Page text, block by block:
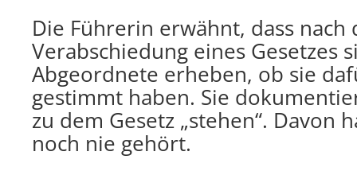
Die Führerin erwähnt, dass nach
Verabschiedung eines Gesetzes
Abgeordnete erheben, ob sie
gestimmt haben. Sie
zu dem Gesetz „stehen“. Davon
noch nie gehört.